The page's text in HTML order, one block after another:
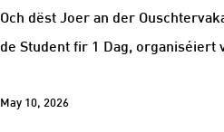
Och dëst Joer an der
de Student fir 1 Dag, organiséiert
May 10, 2026